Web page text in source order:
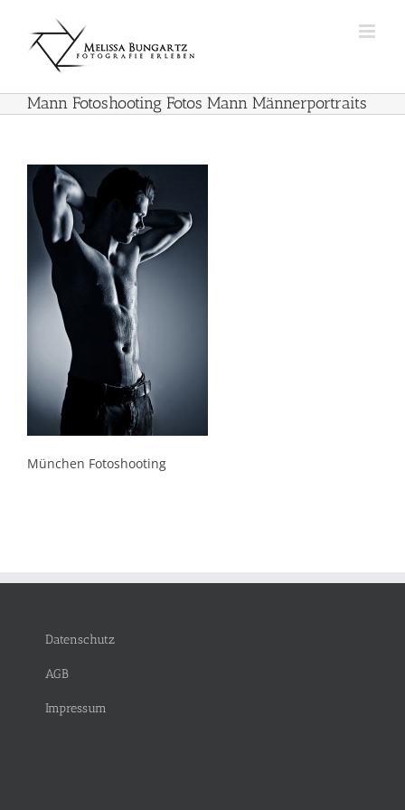
springen
Mann Fotoshooting Fotos Mann Männerportraits
München Fotoshooting
Datenschutz
AGB
Impressum